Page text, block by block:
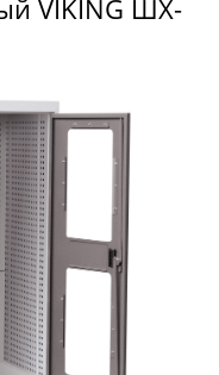
VIKING ШХ-